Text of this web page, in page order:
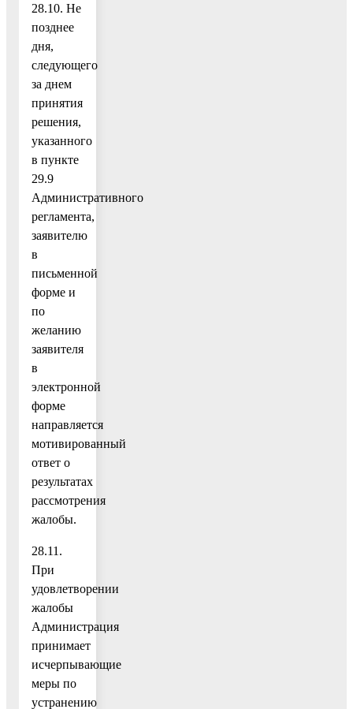
28.10. Не
позднее
дня,
следующего
за днем
принятия
решения,
указанного
в пункте
29.9
Административного
регламента,
заявителю
в
письменной
форме и
по
желанию
заявителя
в
электронной
форме
направляется
мотивированный
ответ о
результатах
рассмотрения
жалобы.
28.11.
При
удовлетворении
жалобы
Администрация
принимает
исчерпывающие
меры по
устранению